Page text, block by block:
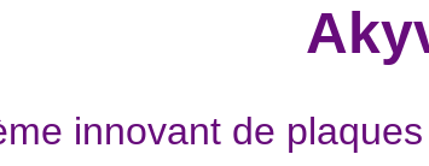
innovant de